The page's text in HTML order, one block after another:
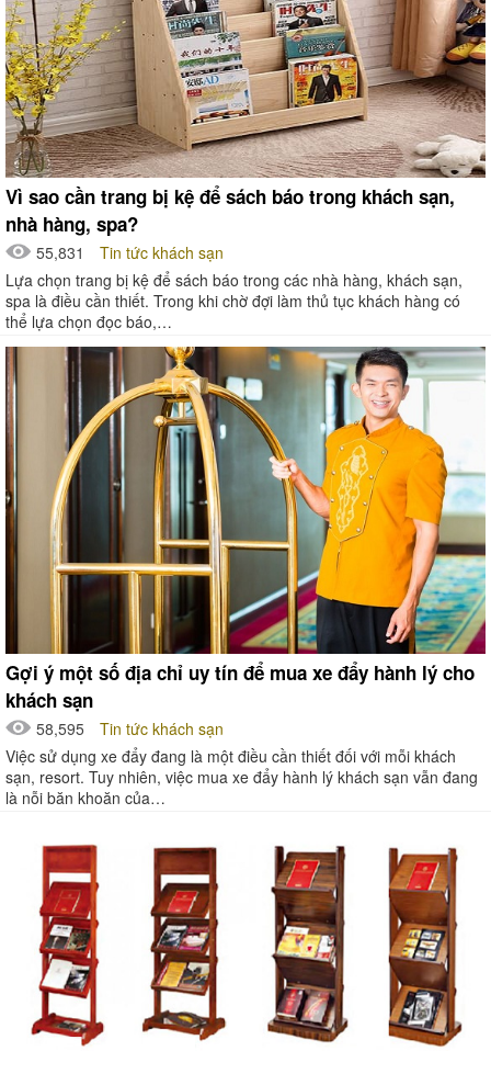
Vì sao cần trang bị kệ để sách báo trong khách sạn,
nhà hàng, spa?
55,831
Tin tức khách sạn
Lựa chọn trang bị kệ để sách báo trong các nhà hàng, khách sạn,
spa là điều cần thiết. Trong khi chờ đợi làm thủ tục khách hàng có
thể lựa chọn đọc báo,…
Gợi ý một số địa chỉ uy tín để mua xe đẩy hành lý cho
khách sạn
58,595
Tin tức khách sạn
Việc sử dụng xe đẩy đang là một điều cần thiết đối với mỗi khách
sạn, resort. Tuy nhiên, việc mua xe đẩy hành lý khách sạn vẫn đang
là nỗi băn khoăn của…